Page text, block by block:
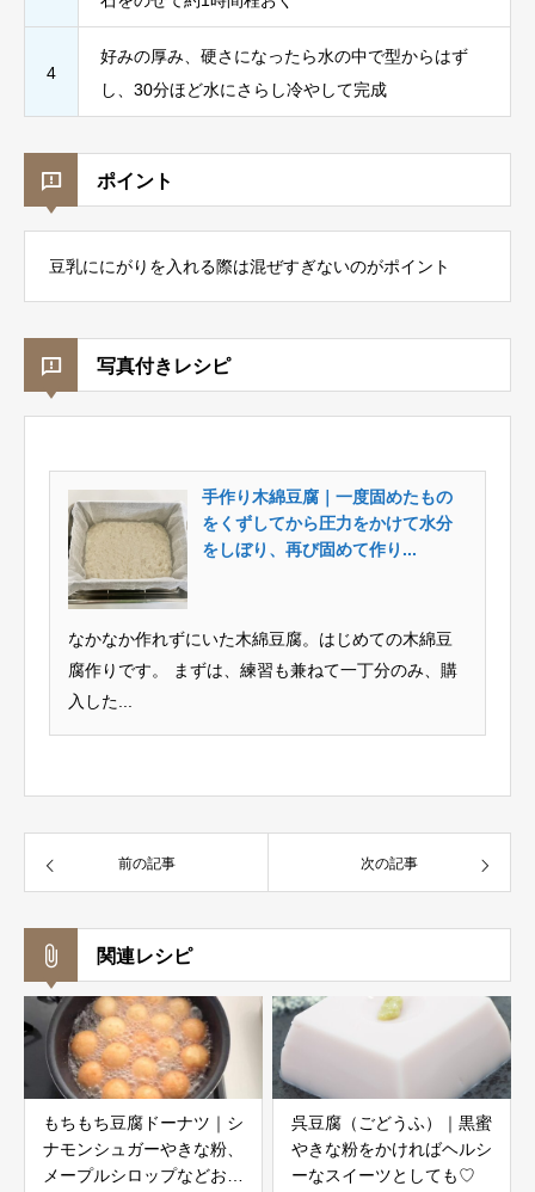
4
好みの厚み、硬さになったら水の中で型からはず
し、30分ほど水にさらし冷やして完成
ポイント
豆乳ににがりを入れる際は混ぜすぎないのがポイント
写真付きレシピ
手作り木綿豆腐｜一度固めたもの
をくずしてから圧力をかけて水分
をしぼり、再び固めて作り...
なかなか作れずにいた木綿豆腐。はじめての木綿豆
腐作りです。 まずは、練習も兼ねて一丁分のみ、購
入した...
前の記事 次の記事
関連レシピ
もちもち豆腐ドーナツ｜シ
ナモンシュガーやきな粉、
メープルシロップなどお好
呉豆腐（ごどうふ）｜黒蜜
やきな粉をかければヘルシ
ーなスイーツとしても♡